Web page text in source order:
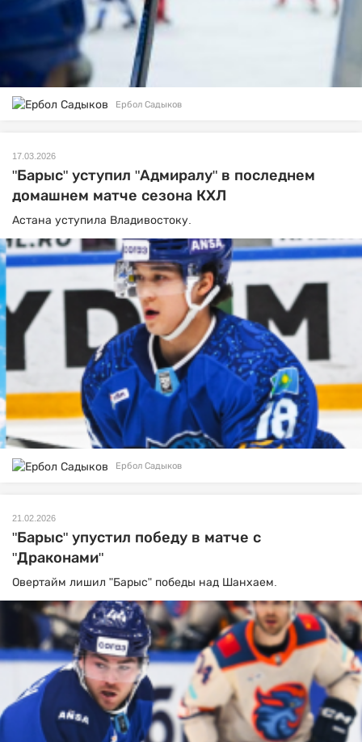
Ербол Садыков
17.03.2026
"Барыс" уступил "Адмиралу" в последнем
домашнем матче сезона КХЛ
Астана уступила Владивостоку.
Ербол Садыков
21.02.2026
"Барыс" упустил победу в матче с
"Драконами"
Овертайм лишил "Барыс" победы над Шанхаем.